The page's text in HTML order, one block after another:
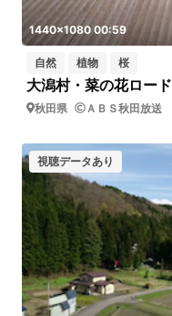
1440x1080 00:59
自然 植物 桜
大潟村・菜の花ロード
秋田県 ＡＢＳ秋田放送
視聴データあり